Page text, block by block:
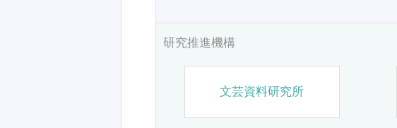
研究推進機構
文芸資料研究所